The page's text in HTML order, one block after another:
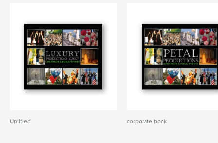
Untitled corporate book